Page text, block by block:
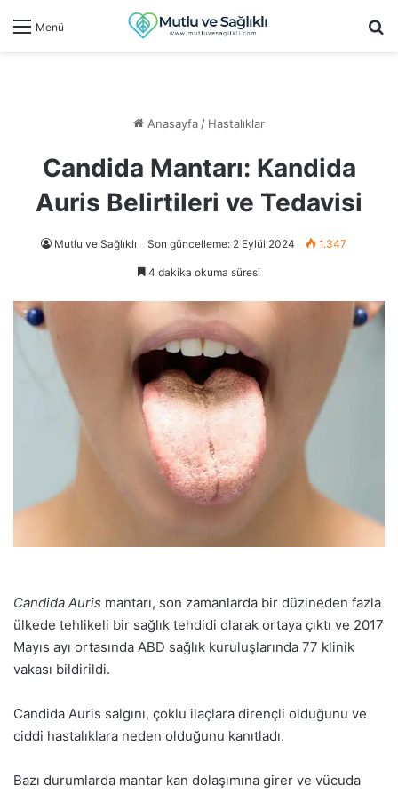
Menü
Anasayfa/ Hastalıklar
Candida Mantarı: Kandida
Auris Belirtileri ve Tedavisi
Mutlu ve Sağlıklı Son güncelleme: 2 Eylül 2024 1.347
4 dakika okuma süresi
Candida Auris mantarı, son zamanlarda bir düzineden fazla
ülkede tehlikeli bir sağlık tehdidi olarak ortaya çıktı ve 2017
Mayıs ayı ortasında ABD sağlık kuruluşlarında 77 klinik
vakası bildirildi.
Candida Auris salgını, çoklu ilaçlara dirençli olduğunu ve
ciddi hastalıklara neden olduğunu kanıtladı.
Bazı durumlarda mantar kan dolaşımına girer ve vücuda